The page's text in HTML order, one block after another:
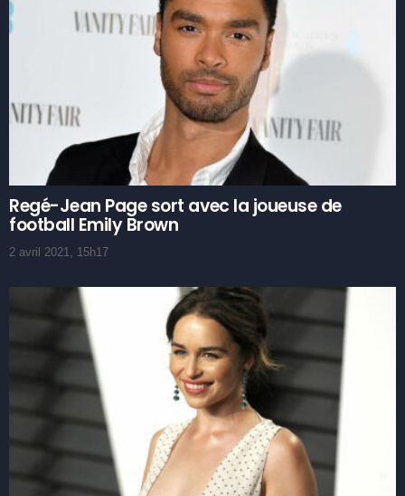
Regé-Jean Page sort avec la joueuse de
football Emily Brown
2 avril 2021, 15h17